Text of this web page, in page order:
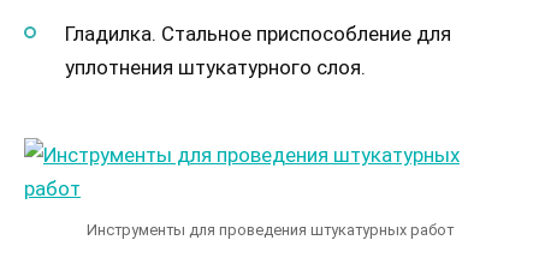
Гладилка. Стальное приспособление для
уплотнения штукатурного слоя.
Инструменты для проведения штукатурных работ